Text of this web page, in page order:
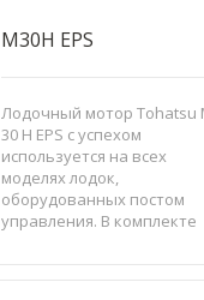
M30H EPS
Лодочный мотор Tohatsu
30 H EPS с успехом
используется на всех
моделях лодок,
оборудованных постом
управления. В комплекте